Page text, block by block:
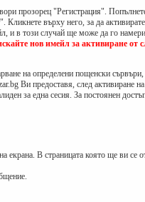
прозорец "Регистрация".
върху него, за да
и в този случай ще може да го
нов имейл за активиране от
на определени пощенски
Ви предоставя, след активиране
за една сесия. За постоянен
В страницата която ще ви се